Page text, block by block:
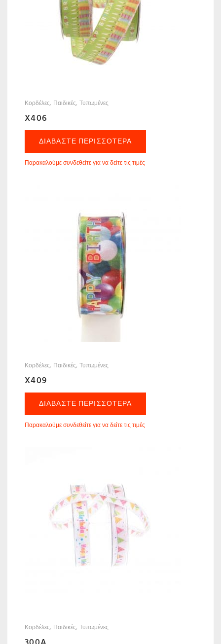
Κορδέλες Παιδικές Τυπωμένες
X406
ΔΙΑΒΆΣΤΕ ΠΕΡΙΣΣΌΤΕΡΑ
Παρακαλούμε συνδεθείτε για να δείτε τις τιμές
Κορδέλες Παιδικές Τυπωμένες
X409
ΔΙΑΒΆΣΤΕ ΠΕΡΙΣΣΌΤΕΡΑ
Παρακαλούμε συνδεθείτε για να δείτε τις τιμές
Κορδέλες Παιδικές Τυπωμένες